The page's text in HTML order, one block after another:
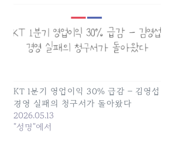
KT 1분기 영업이익 30% 급감 – 김영섭
경영 실패의 청구서가 돌아왔다
2026.05.13
"성명"에서